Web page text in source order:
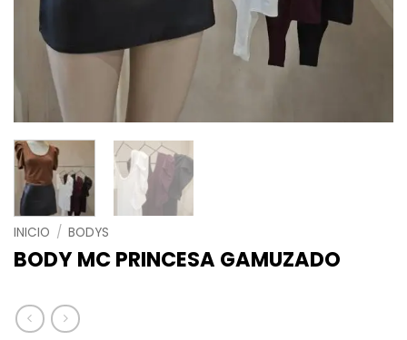
INICIO / BODYS
BODY MC PRINCESA GAMUZADO